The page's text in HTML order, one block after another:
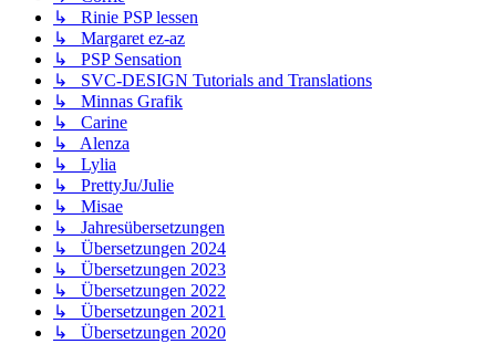
↳ Rinie PSP lessen
↳ Margaret ez-az
↳ PSP Sensation
↳ SVC-DESIGN Tutorials and Translations
↳ Minnas Grafik
↳ Carine
↳ Alenza
↳ Lylia
↳ PrettyJu/Julie
↳ Misae
↳ Jahresübersetzungen
↳ Übersetzungen 2024
↳ Übersetzungen 2023
↳ Übersetzungen 2022
↳ Übersetzungen 2021
↳ Übersetzungen 2020